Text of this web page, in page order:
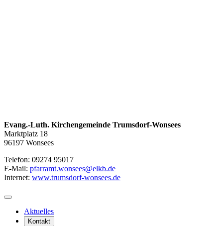
Evang.-Luth. Kirchengemeinde Trumsdorf-Wonsees
Marktplatz 18
96197 Wonsees
Telefon: 09274 95017
E-Mail: pfarramt.wonsees@elkb.de
Internet: www.trumsdorf-wonsees.de
Aktuelles
Kontakt